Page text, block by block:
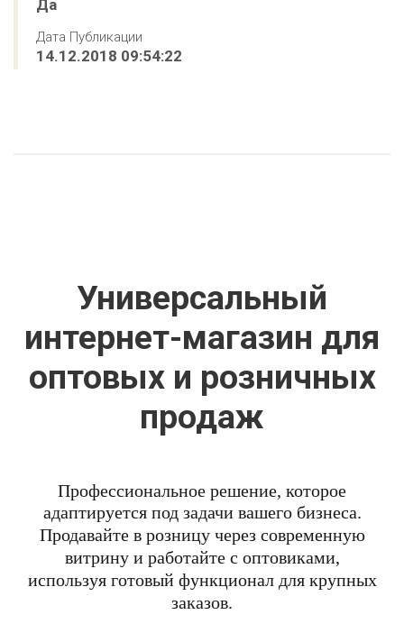
Да
Дата Публикации
14.12.2018 09:54:22
Универсальный
интернет-магазин для
оптовых и розничных
продаж
Профессиональное решение, которое
адаптируется под задачи вашего бизнеса.
Продавайте в розницу через современную
витрину и работайте с оптовиками,
используя готовый функционал для крупных
заказов.